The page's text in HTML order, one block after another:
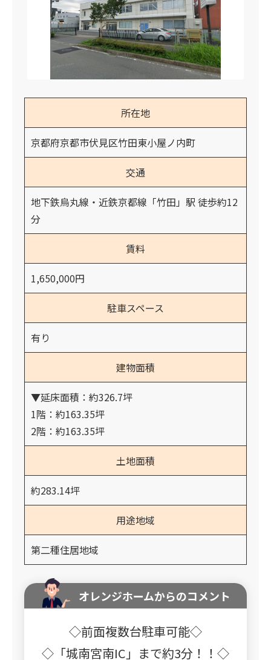
所在地
京都府京都市伏見区竹田東小屋ノ内町
交通
地下鉄烏丸線・近鉄京都線「竹田」駅 徒歩約12
分
賃料
1,650,000円
駐車スペース
有り
建物面積
▼延床面積：約326.7坪
1階：約163.35坪
2階：約163.35坪
土地面積
約283.14坪
用途地域
第二種住居地域
オレンジホームからのコメント
◇前面複数台駐車可能◇
◇「城南宮南IC」まで約3分！！◇